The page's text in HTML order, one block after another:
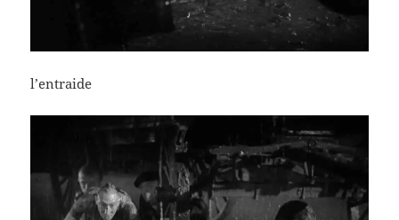
l’entraide